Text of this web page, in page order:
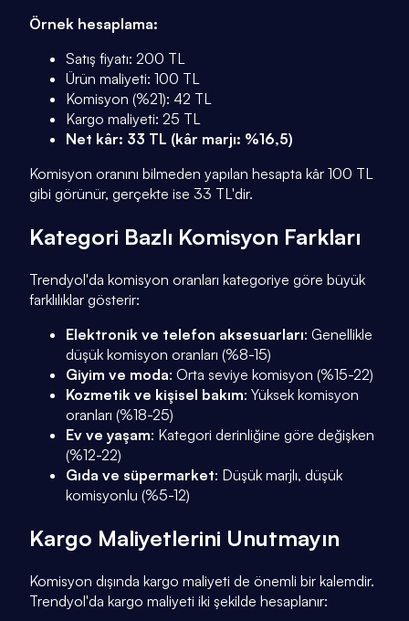
Örnek hesaplama:
Satış fiyatı: 200 TL
Ürün maliyeti: 100 TL
Komisyon (%21): 42 TL
Kargo maliyeti: 25 TL
Net kâr: 33 TL (kâr marjı: %16,5)
Komisyon oranını bilmeden yapılan hesapta kâr 100 TL
gibi görünür, gerçekte ise 33 TL'dir.
Kategori Bazlı Komisyon Farkları
Trendyol'da komisyon oranları kategoriye göre büyük
farklılıklar gösterir:
Elektronik ve telefon aksesuarları: Genellikle
düşük komisyon oranları (%8-15)
Giyim ve moda: Orta seviye komisyon (%15-22)
Kozmetik ve kişisel bakım: Yüksek komisyon
oranları (%18-25)
Ev ve yaşam: Kategori derinliğine göre değişken
(%12-22)
Gıda ve süpermarket: Düşük marjlı, düşük
komisyonlu (%5-12)
Kargo Maliyetlerini Unutmayın
Komisyon dışında kargo maliyeti de önemli bir kalemdir.
Trendyol'da kargo maliyeti iki şekilde hesaplanır: